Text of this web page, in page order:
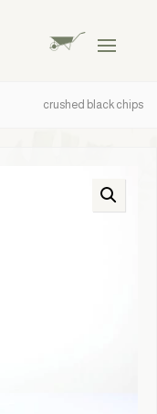
crushed black chips